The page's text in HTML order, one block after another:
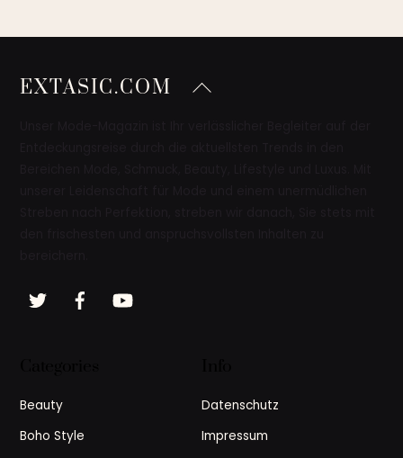
Back
EXTASIC.COM
Twitter
Beauty
Boho Style
Datenschutz
Impressum